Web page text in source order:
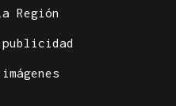
Región